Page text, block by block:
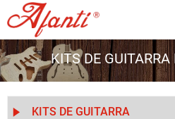
KITS DE GUITARRA
 KITS DE GUITARRA